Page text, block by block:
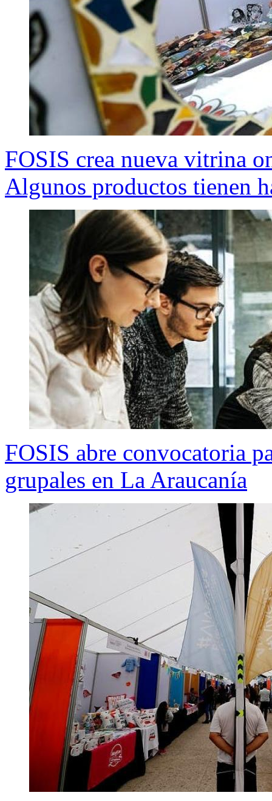
FOSIS crea nueva vitrina
Algunos productos tienen
FOSIS abre convocatoria
grupales en La Araucanía